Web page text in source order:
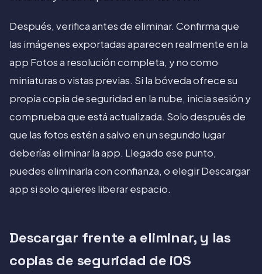
Después, verifica antes de eliminar. Confirma que
las imágenes exportadas aparecen realmente en la
app Fotos a resolución completa, y no como
miniaturas o vistas previas. Si la bóveda ofrece su
propia copia de seguridad en la nube, inicia sesión y
comprueba que está actualizada. Solo después de
que las fotos estén a salvo en un segundo lugar
deberías eliminar la app. Llegado ese punto,
puedes eliminarla con confianza, o elegir Descargar
app si solo quieres liberar espacio.
Descargar frente a eliminar, y las
copias de seguridad de iOS